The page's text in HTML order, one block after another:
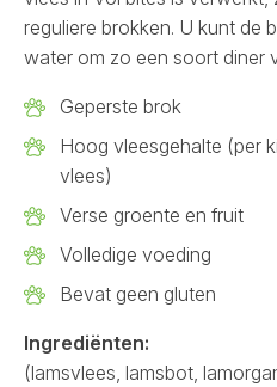
reguliere brokken. U kunt de
water om zo een soort diner
Geperste brok
Hoog vleesgehalte (per
vlees)
Verse groente en fruit
Volledige voeding
Bevat geen gluten
Ingrediënten:
(lamsvlees, lamsbot,